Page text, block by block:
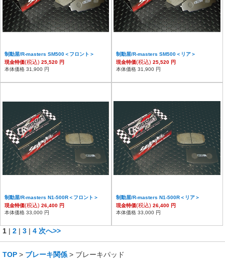
制動屋/R-masters SM500＜フロント＞
現金特価(税込) 25,520 円
本体価格 31,900 円
制動屋/R-masters SM500＜リア＞
現金特価(税込) 25,520 円
本体価格 31,900 円
制動屋/R-masters N1-500R＜フロント＞
現金特価(税込) 26,400 円
本体価格 33,000 円
制動屋/R-masters N1-500R＜リア＞
現金特価(税込) 26,400 円
本体価格 33,000 円
1 | 2 | 3 | 4 次へ>>
TOP > ブレーキ関係 > ブレーキパッド